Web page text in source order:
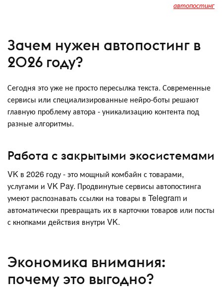
автопостинг
Зачем нужен автопостинг в
2026 году?
Сегодня это уже не просто пересылка текста. Современные
сервисы или специализированные нейро-боты решают
главную проблему автора - уникализацию контента под
разные алгоритмы.
Работа с закрытыми экосистемами
VK в 2026 году - это мощный комбайн с товарами,
услугами и VK Pay. Продвинутые сервисы автопостинга
умеют распознавать ссылки на товары в Telegram и
автоматически превращать их в карточки товаров или посты
с кнопками действия внутри VK.
Экономика внимания:
почему это выгодно?